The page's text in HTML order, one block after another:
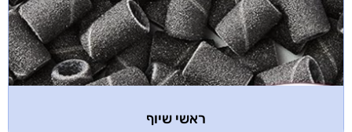
ראשי שיוף